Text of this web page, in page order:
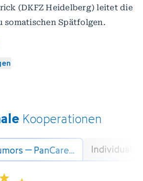
(DKFZ Heidelberg) leitet die
somatischen Spätfolgen.
Kooperationen
– PanCare… Individual